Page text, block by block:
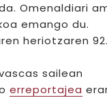
Omenaldiari
emango du.
heriotzaren 92.
sailean
erreportajea